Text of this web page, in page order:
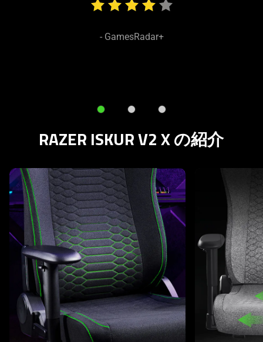
- GamesRadar+
RAZER ISKUR V2 X の紹介
This is a carousel with highlighted items. Use the Previous and